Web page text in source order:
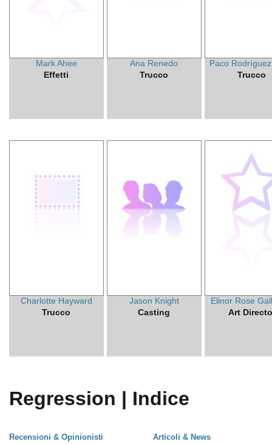
Mark Ahee
Effetti
Ana Renedo
Trucco
Paco
Trucco
Charlotte Hayward
Trucco
Jason Knight
Casting
Elinor Rose
Art
Regression | Indice
Recensioni & Opinionisti
Articoli & News